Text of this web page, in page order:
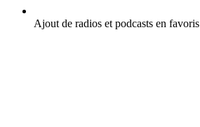
Ajout de radios et podcasts en favoris